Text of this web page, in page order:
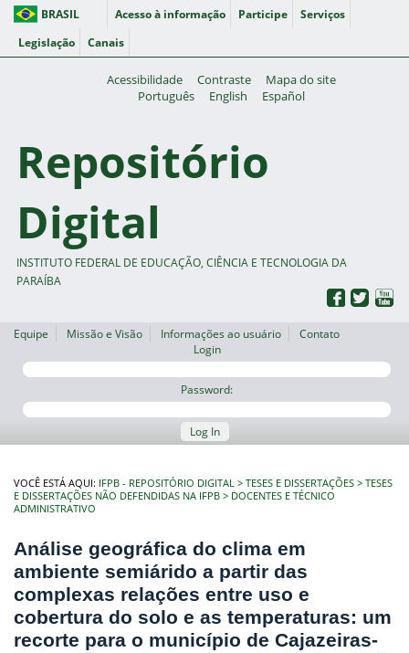
BRASIL Acesso à informação Participe
Serviços
Legislação
Canais
Acessibilidade Contraste
Mapa do site
Português
English Español
Repositório
Digital
INSTITUTO FEDERAL DE EDUCAÇÃO, CIÊNCIA E TECNOLOGIA DA
PARAÍBA
Equipe Missão e Visão Informações ao usuário
Contato
Login
Password:
Log In
VOCÊ ESTÁ AQUI: IFPB - REPOSITÓRIO DIGITAL TESES E DISSERTAÇÕES
TESES
E DISSERTAÇÕES NÃO DEFENDIDAS NA IFPB
DOCENTES E TÉCNICO
ADMINISTRATIVO
Análise geográfica do clima em
ambiente semiárido a partir das
complexas relações entre uso e
cobertura do solo e as temperaturas: um
recorte para o município de Cajazeiras-